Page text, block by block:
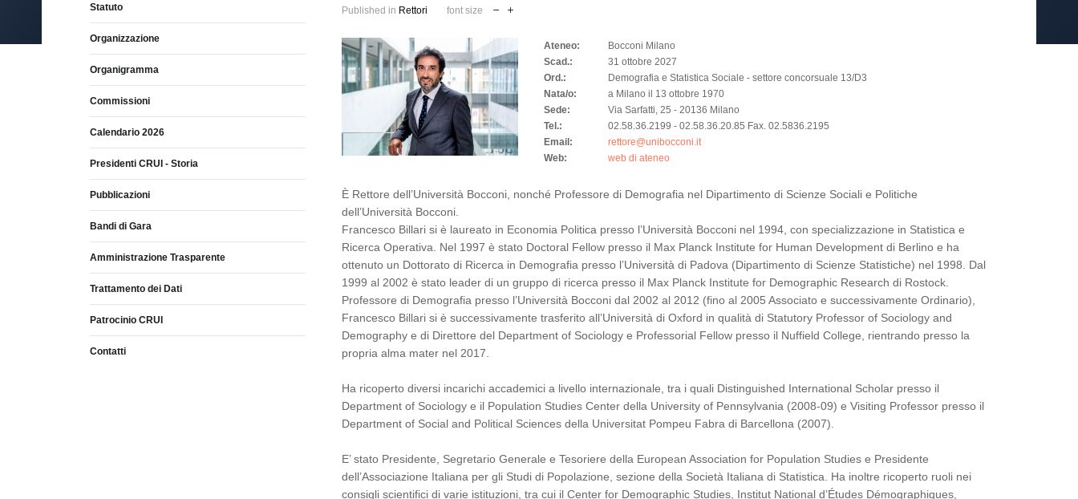
Published in Rettori font size
Ateneo:
Bocconi Milano
Scad.:
31 ottobre 2027
Ord.:
Demografia e Statistica Sociale - settore concorsuale 13/D3
Nata/o:
a Milano il 13 ottobre 1970
Sede:
Via Sarfatti, 25 - 20136 Milano
Tel.:
02.58.36.2199 - 02.58.36.20.85 Fax. 02.5836.2195
Email:
rettore@unibocconi.it
Web:
web di ateneo
È Rettore dell’Università Bocconi, nonché Professore di Demografia nel Dipartimento di Scienze Sociali e Politiche
dell’Università Bocconi.
Francesco Billari si è laureato in Economia Politica presso l’Università Bocconi nel 1994, con specializzazione in Statistica e
Ricerca Operativa. Nel 1997 è stato Doctoral Fellow presso il Max Planck Institute for Human Development di Berlino e ha
ottenuto un Dottorato di Ricerca in Demografia presso l’Università di Padova (Dipartimento di Scienze Statistiche) nel 1998. Dal
1999 al 2002 è stato leader di un gruppo di ricerca presso il Max Planck Institute for Demographic Research di Rostock.
Professore di Demografia presso l’Università Bocconi dal 2002 al 2012 (fino al 2005 Associato e successivamente Ordinario),
Francesco Billari si è successivamente trasferito all’Università di Oxford in qualità di Statutory Professor of Sociology and
Demography e di Direttore del Department of Sociology e Professorial Fellow presso il Nuffield College, rientrando presso la
propria alma mater nel 2017.
Ha ricoperto diversi incarichi accademici a livello internazionale, tra i quali Distinguished International Scholar presso il
Department of Sociology e il Population Studies Center della University of Pennsylvania (2008-09) e Visiting Professor presso il
Department of Social and Political Sciences della Universitat Pompeu Fabra di Barcellona (2007).
E’ stato Presidente, Segretario Generale e Tesoriere della European Association for Population Studies e Presidente
dell’Associazione Italiana per gli Studi di Popolazione, sezione della Società Italiana di Statistica. Ha inoltre ricoperto ruoli nei
consigli scientifici di varie istituzioni, tra cui il Center for Demographic Studies, Institut National d’Études Démographiques,
Statuto
Organizzazione
Organigramma
Commissioni
Calendario 2026
Presidenti CRUI - Storia
Pubblicazioni
Bandi di Gara
Amministrazione Trasparente
Trattamento dei Dati
Patrocinio CRUI
Contatti